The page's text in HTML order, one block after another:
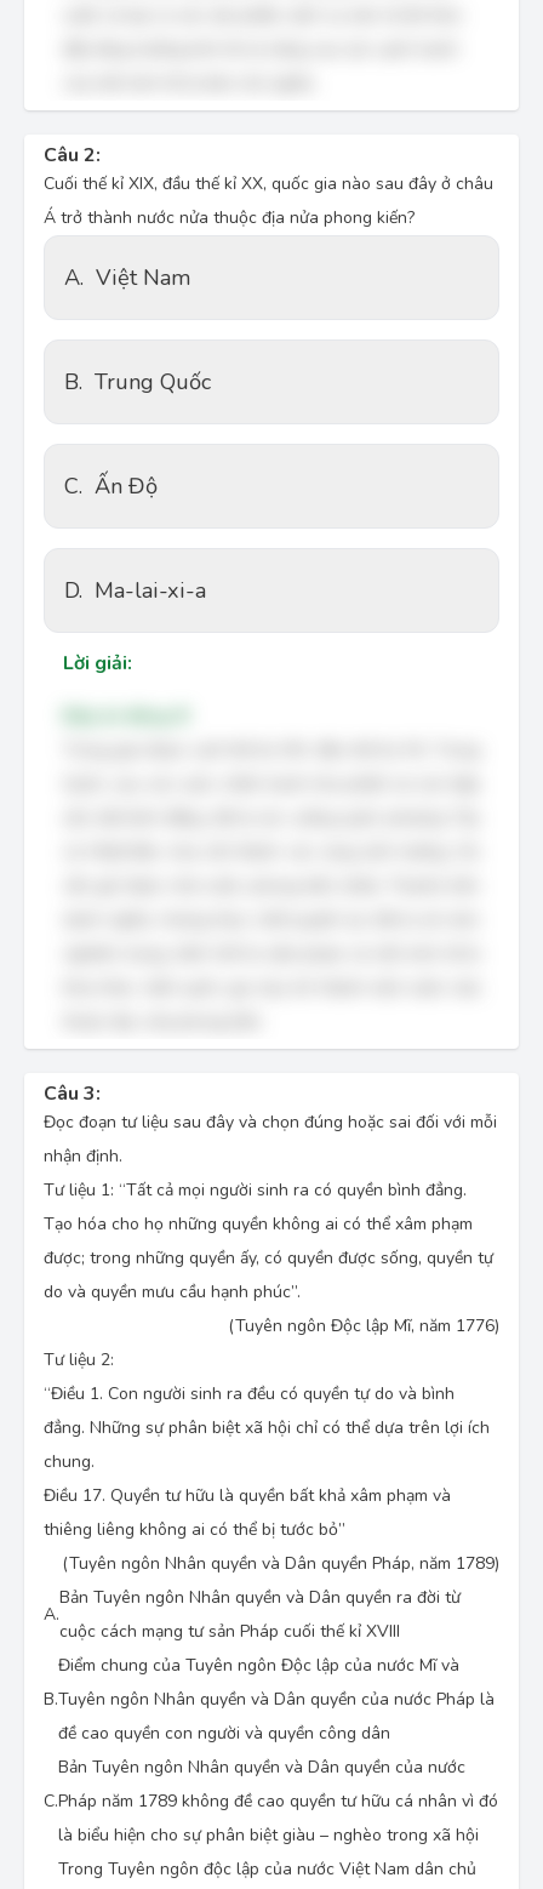
Câu 2:
Cuối thế kỉ XIX, đầu thế kỉ XX, quốc gia nào sau đây ở châu
Á trở thành nước nửa thuộc địa nửa phong kiến?
A. Việt Nam
B. Trung Quốc
C. Ấn Độ
D. Ma-lai-xi-a
Lời giải:
Câu 3:
Đọc đoạn tư liệu sau đây và chọn đúng hoặc sai đối với mỗi
nhận định.
Tư liệu 1: “Tất cả mọi người sinh ra có quyền bình đẳng.
Tạo hóa cho họ những quyền không ai có thể xâm phạm
được; trong những quyền ấy, có quyền được sống, quyền tự
do và quyền mưu cầu hạnh phúc”.
(Tuyên ngôn Độc lập Mĩ, năm 1776)
Tư liệu 2:
“Điều 1. Con người sinh ra đều có quyền tự do và bình
đẳng. Những sự phân biệt xã hội chỉ có thể dựa trên lợi ích
chung.
Điều 17. Quyền tư hữu là quyền bất khả xâm phạm và
thiêng liêng không ai có thể bị tước bỏ”
(Tuyên ngôn Nhân quyền và Dân quyền Pháp, năm 1789)
A.
Bản Tuyên ngôn Nhân quyền và Dân quyền ra đời từ
cuộc cách mạng tư sản Pháp cuối thế kỉ XVIII
B.
Điểm chung của Tuyên ngôn Độc lập của nước Mĩ và
Tuyên ngôn Nhân quyền và Dân quyền của nước Pháp là
đề cao quyền con người và quyền công dân
C.
Bản Tuyên ngôn Nhân quyền và Dân quyền của nước
Pháp năm 1789 không đề cao quyền tư hữu cá nhân vì đó
là biểu hiện cho sự phân biệt giàu – nghèo trong xã hội
Trong Tuyên ngôn độc lập của nước Việt Nam dân chủ